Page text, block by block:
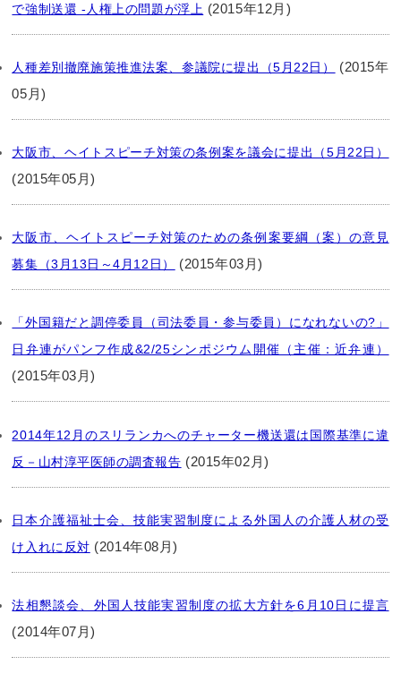
で強制送還 -人権上の問題が浮上 (2015年12月)
人種差別撤廃施策推進法案、参議院に提出（5月22日）
(2015年
05月)
大阪市、ヘイトスピーチ対策の条例案を議会に提出（5月22日）
(2015年05月)
大阪市、ヘイトスピーチ対策のための条例案要綱（案）の意見
募集（3月13日～4月12日）
(2015年03月)
「外国籍だと調停委員（司法委員・参与委員）になれないの?」
日弁連がパンフ作成&2/25シンポジウム開催（主催：近弁連）
(2015年03月)
2014年12月のスリランカへのチャーター機送還は国際基準に違
反－山村淳平医師の調査報告 (2015年02月)
日本介護福祉士会、技能実習制度による外国人の介護人材の受
け入れに反対 (2014年08月)
法相懇談会、外国人技能実習制度の拡大方針を6月10日に提言
(2014年07月)